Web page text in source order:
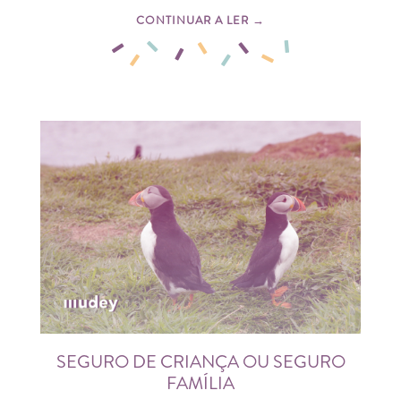
CONTINUAR A LER →
SEGURO DE CRIANÇA OU SEGURO
FAMÍLIA